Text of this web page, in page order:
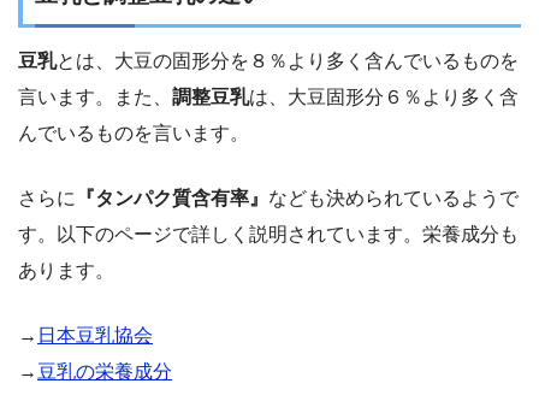
豆乳とは、大豆の固形分を８％より多く含んでいるものを
言います。また、 調整豆乳は、大豆固形分６％より多く含
んでいるものを言います。
さらに 『タンパク質含有率』 なども決められているようで
す。以下のページで詳しく説明されています。栄養成分も
あります。
→ 日本豆乳協会
→ 豆乳の栄養成分